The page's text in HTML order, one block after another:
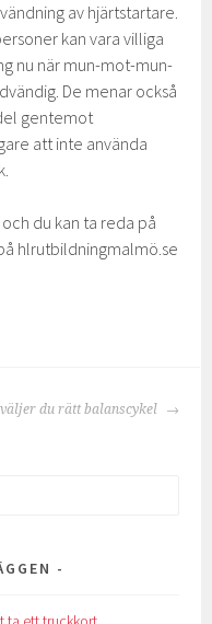
av hjärtstartare.
kan vara villiga
nu när mun-mot-mun-
De menar också
gentemot
att inte använda
du kan ta reda på
hlrutbildningmalmö.se
väljer du rätt balanscykel